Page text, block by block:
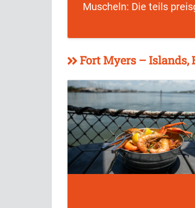
Muscheln: Die teils
Fort Myers – Islands,